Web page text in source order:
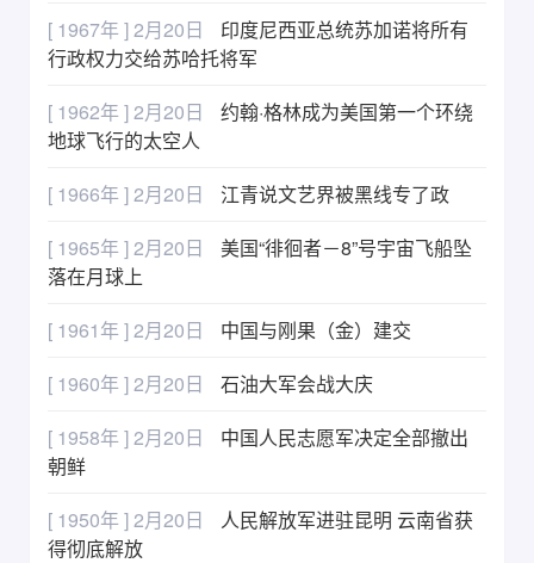
[ 1967年 ] 2月20日
印度尼西亚总统苏加诺将所有
行政权力交给苏哈托将军
[ 1962年 ] 2月20日
约翰·格林成为美国第一个环绕
地球飞行的太空人
[ 1966年 ] 2月20日
江青说文艺界被黑线专了政
[ 1965年 ] 2月20日
美国“徘徊者－8”号宇宙飞船坠
落在月球上
[ 1961年 ] 2月20日
中国与刚果（金）建交
[ 1960年 ] 2月20日
石油大军会战大庆
[ 1958年 ] 2月20日
中国人民志愿军决定全部撤出
朝鲜
[ 1950年 ] 2月20日
人民解放军进驻昆明 云南省获
得彻底解放